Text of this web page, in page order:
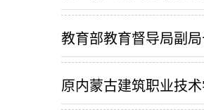
教育部教育督导局副
原内蒙古建筑职业技